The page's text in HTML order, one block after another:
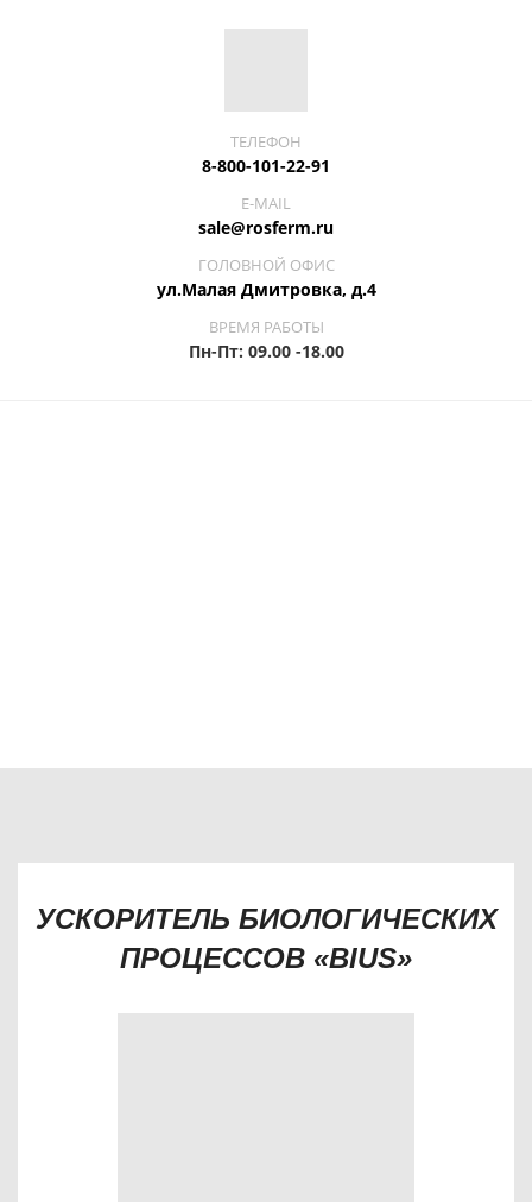
ТЕЛЕФОН
8-800-101-22-91
E-MAIL
sale@rosferm.ru
ГОЛОВНОЙ ОФИС
ул.Малая Дмитровка, д.4
ВРЕМЯ РАБОТЫ
Пн-Пт: 09.00 -18.00
УСКОРИТЕЛЬ БИОЛОГИЧЕСКИХ
ПРОЦЕССОВ «BIUS»